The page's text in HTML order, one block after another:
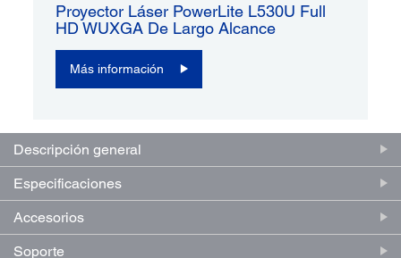
Proyector Láser PowerLite L530U Full
HD WUXGA De Largo Alcance
Más información
Descripción general
Especificaciones
Accesorios
Soporte